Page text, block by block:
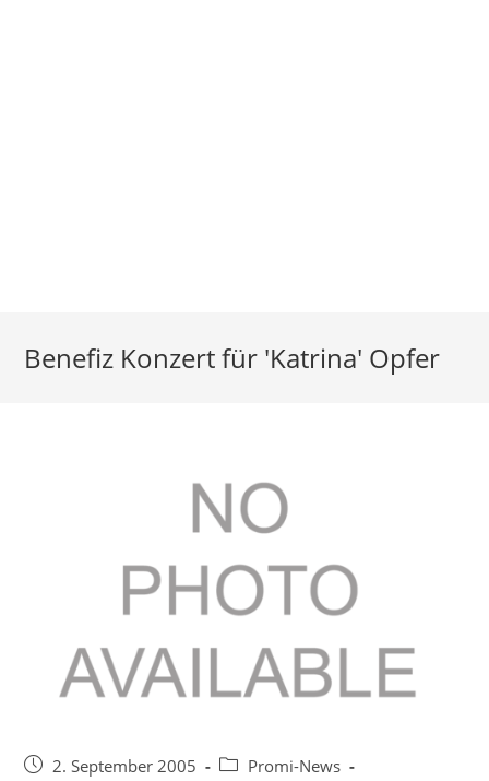
Benefiz Konzert für 'Katrina' Opfer
Beitrag2. September 2005
Beitrags-
Promi-News